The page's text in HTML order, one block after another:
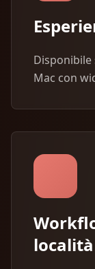
Disponibile
Mac con
località